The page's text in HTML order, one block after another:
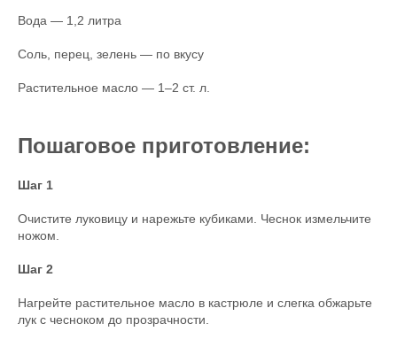
Вода — 1,2 литра
Соль, перец, зелень — по вкусу
Растительное масло — 1–2 ст. л.
Пошаговое приготовление:
Шаг 1
Очистите луковицу и нарежьте кубиками. Чеснок измельчите
ножом.
Шаг 2
Нагрейте растительное масло в кастрюле и слегка обжарьте
лук с чесноком до прозрачности.